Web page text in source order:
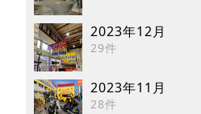
2023年12月
29件
2023年11月
28件